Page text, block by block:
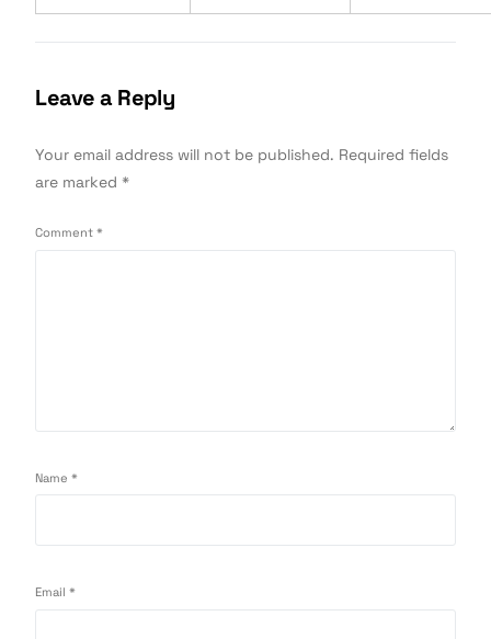
Leave a Reply
Your email address will not be published. Required fields
are marked*
Comment*
Name*
Email*